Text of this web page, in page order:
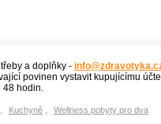
a doplňky -
povinen vystavit kupujícímu
hodin.
Kuchyně Wellness pobyty pro dva